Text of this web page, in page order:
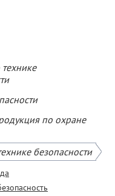
по охране
безопасности